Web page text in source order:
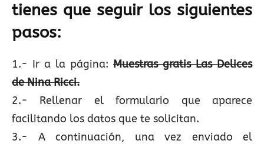
tienes que seguir los siguientes
pasos:
1.- Ir a la página: Muestras gratis Las Delices
de Nina Ricci.
2.- Rellenar el formulario que aparece
facilitando los datos que te solicitan.
3.- A continuación, una vez enviado el